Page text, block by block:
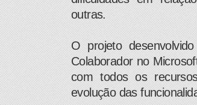
outras.
O projeto
Colaborador no
com todos os
evolução das